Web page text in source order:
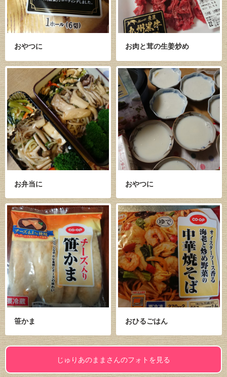
おやつに お肉と茸の生姜炒め
お弁当に おやつに
笹かま おひるごはん
じゅりあのままさんのフォトを見る